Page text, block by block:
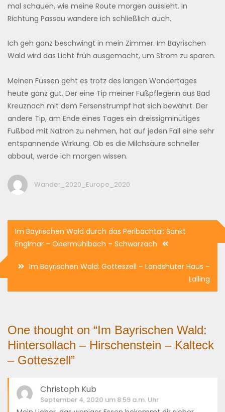
mal schauen, wie meine Route morgen aussieht. In
Richtung Passau wandere ich schließlich auch.
Ich geh ganz beschwingt in mein Zimmer. Im Bayrischen
Wald wird das Licht früh ausgemacht, um Strom zu sparen.
Meinen Füssen geht es trotz des langen Wandertages
heute ganz gut. Der eine Tip meiner Fußpflegerin aus Bad
Kreuznach mit dem Fersenstrumpf hat sich bewährt. Der
andere Tip, am Ende eines Tages ein dreissigminütiges
Fußbad mit Natron zu nehmen, hat auf jeden Fall eine sehr
entspannende Wirkung. Ob es die Milchsäure schneller
abbaut, werde ich morgen wissen.
Wander_2020_Europe_2020
Beitragsnavigation
Im Bayrischen Wald durch das Perlbachtal: Sankt
Englmar – Obermühlbach – Schwarzach
Im Bayrischen Wald: Gotteszell – Landshuter Haus –
Lalling
One thought on “Im Bayrischen Wald:
Hintersollach – Hirschenstein – Kalteck
– Gotteszell”
Christoph Kub
September 4, 2020 um 8:59 a.m. Uhr